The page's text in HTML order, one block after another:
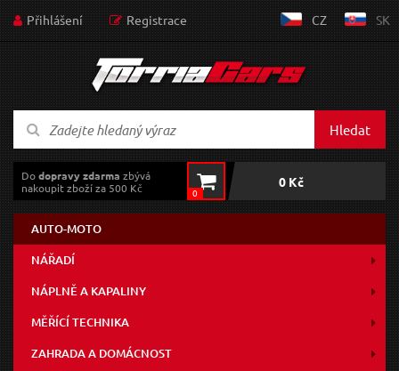
Přihlášení Registrace CZ SK
Hledat
Dodopravy zdarma zbývá
nakoupit zboží za 500 Kč
0
0 Kč
AUTO-MOTO
NÁŘADÍ
NÁPLNĚ A KAPALINY
MĚŘÍCÍ TECHNIKA
ZAHRADA A DOMÁCNOST